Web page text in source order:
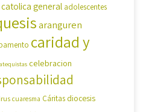
general adolescentes
aranguren
caridad y
celebracion
cuaresma Cáritas diocesis